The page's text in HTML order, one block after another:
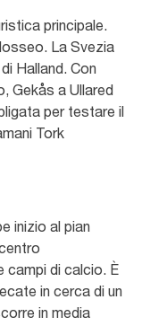
principale.
La Svezia
Halland. Con
Gekås a Ullared
per testare il
Tork
inizio al pian
campi di calcio. È
in cerca di un
in media